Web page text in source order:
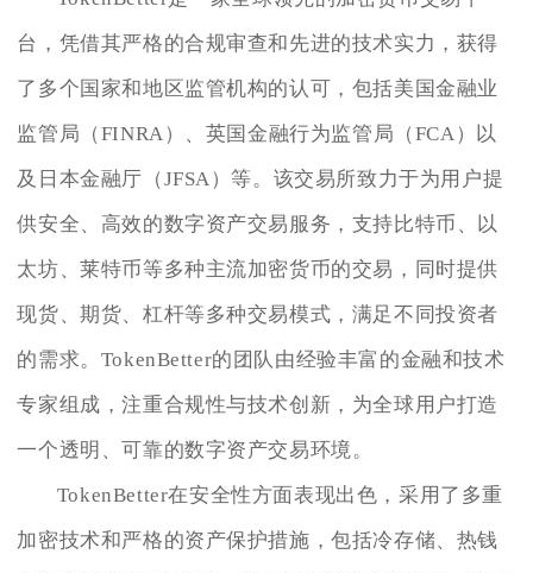
台，凭借其严格的合规审查和先进的技术实力，获得
了多个国家和地区监管机构的认可，包括美国金融业
监管局（FINRA）、英国金融行为监管局（FCA）以
及日本金融厅（JFSA）等。该交易所致力于为用户提
供安全、高效的数字资产交易服务，支持比特币、以
太坊、莱特币等多种主流加密货币的交易，同时提供
现货、期货、杠杆等多种交易模式，满足不同投资者
的需求。TokenBetter的团队由经验丰富的金融和技术
专家组成，注重合规性与技术创新，为全球用户打造
一个透明、可靠的数字资产交易环境。
TokenBetter在安全性方面表现出色，采用了多重
加密技术和严格的资产保护措施，包括冷存储、热钱